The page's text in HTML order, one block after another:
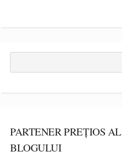
PARTENER PREȚIOS AL
BLOGULUI